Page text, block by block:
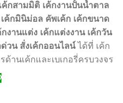
ค้กสามมิติ เค้กงานปั้นน้ำตาล
เค้กมินิม่อล คัพเค้ก เค้กขนาด
กงานแต่ง เค้กแต่งงาน เค้กวัน
ด่วน สั่งเค้กออนไลน์ได้ที่ เค้ก
ด้านเค้กและเบเกอรี่ครบวงจร